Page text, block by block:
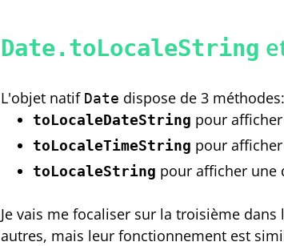
Date.toLocaleString
L'objet natif Date dispose de 3 méthodes:
toLocaleDateString pour
toLocaleTimeString pour
toLocaleString pour afficher une
Je vais me focaliser sur la troisième
autres, mais leur fonctionnement est